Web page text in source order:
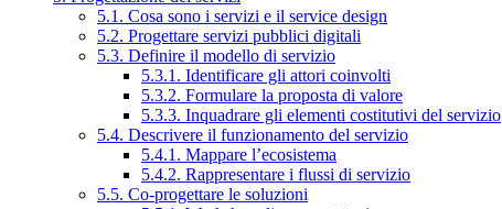
5.1. Cosa sono i servizi e il service design
5.2. Progettare servizi pubblici digitali
5.3. Definire il modello di servizio
5.3.1. Identificare gli attori coinvolti
5.3.2. Formulare la proposta di valore
5.3.3. Inquadrare gli elementi costitutivi del servizio
5.4. Descrivere il funzionamento del servizio
5.4.1. Mappare l’ecosistema
5.4.2. Rappresentare i flussi di servizio
5.5. Co-progettare le soluzioni